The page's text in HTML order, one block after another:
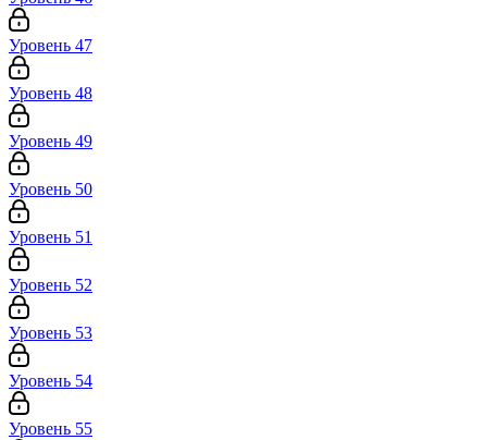
Уровень 47
Уровень 48
Уровень 49
Уровень 50
Уровень 51
Уровень 52
Уровень 53
Уровень 54
Уровень 55